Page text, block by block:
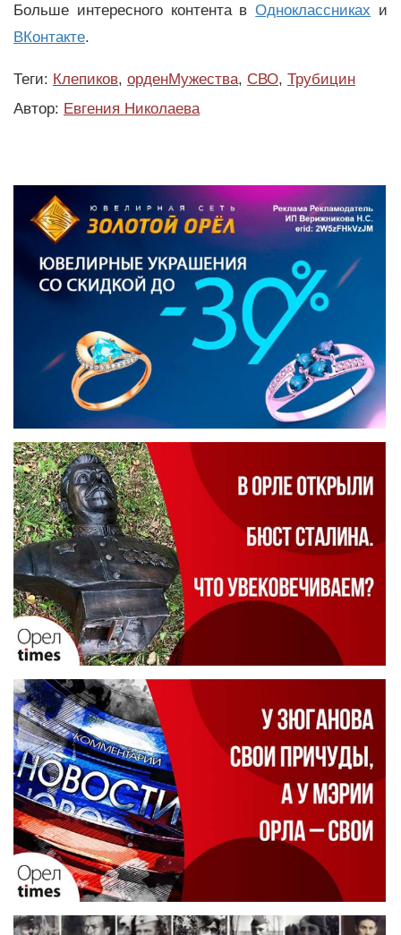
Больше интересного контента вОдноклассниках и
ВКонтакте.
Теги: Клепиков, орденМужества, СВО, Трубицин
Автор: Евгения Николаева